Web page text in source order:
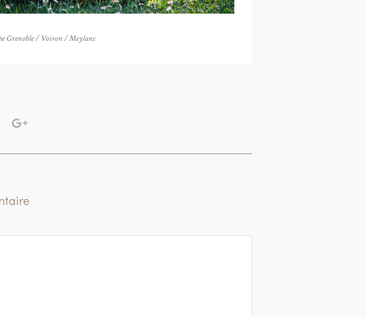
Grenoble / Voiron / Meylans